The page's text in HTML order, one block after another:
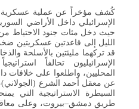
كُشف مؤخراً عن عملية عسكرية
الليل إلى قاعدتين عسكريتين
قد تركهما مليئتين بالأسلحة
الإسرائيليون تحالفاً
المحليين، واطلعوا على خلافات
عن معقل أحمد الشرع
السيطرة الاستراتيجية التي
طريق دمشق–بيروت، وعلى